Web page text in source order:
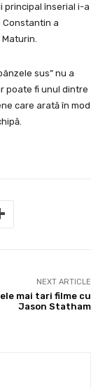
principal înserial i-a
a
sus” nu a
poate fi unul dintre
care arată în mod
NEXT ARTICLE
mai tari filme cu
Jason Statham